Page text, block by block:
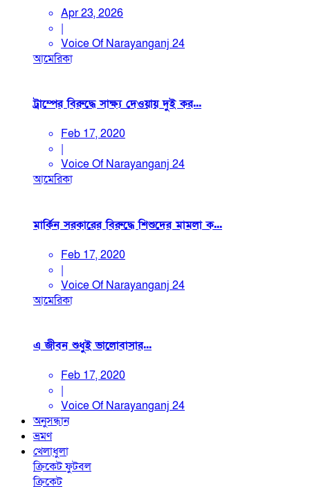
Apr 23, 2026
|
Voice Of Narayanganj 24
আমেরিকা
ট্রাম্পের বিরুদ্ধে সাক্ষ্য দেওয়ায় দুই কর...
Feb 17, 2020
|
Voice Of Narayanganj 24
আমেরিকা
মার্কিন সরকারের বিরুদ্ধে শিশুদের মামলা ক...
Feb 17, 2020
|
Voice Of Narayanganj 24
আমেরিকা
এ জীবন শুধুই ভালোবাসার...
Feb 17, 2020
|
Voice Of Narayanganj 24
অনুসন্ধান
ভ্রমণ
খেলাধুলা
ক্রিকেটফুটবল
ক্রিকেট